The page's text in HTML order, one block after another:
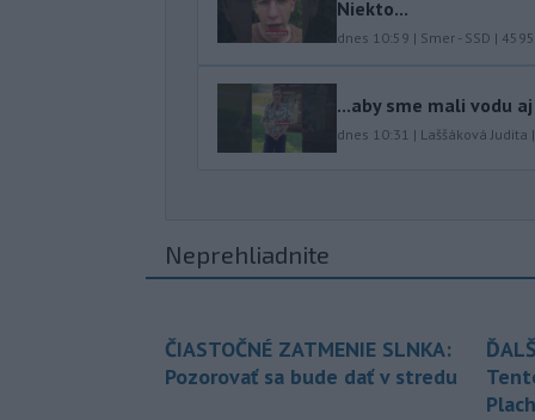
Niekto...
dnes 10:59 | Smer - SSD | 4595
...aby sme mali vodu
dnes 10:31 | Laššáková Judita |
Neprehliadnite
ČIASTOČNÉ ZATMENIE SLNKA:
Pozorovať sa bude dať v stredu